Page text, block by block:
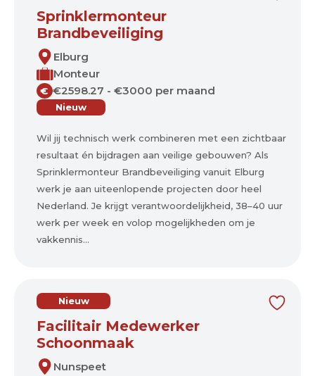
Sprinklermonteur
Brandbeveiliging
Elburg
Monteur
€ €2598.27 - €3000 per maand
Nieuw
Wil jij technisch werk combineren met een zichtbaar
resultaat én bijdragen aan veilige gebouwen? Als
Sprinklermonteur Brandbeveiliging vanuit Elburg
werk je aan uiteenlopende projecten door heel
Nederland. Je krijgt verantwoordelijkheid, 38–40 uur
werk per week en volop mogelijkheden om je
vakkennis...
Nieuw
Facilitair Medewerker
Schoonmaak
Nunspeet